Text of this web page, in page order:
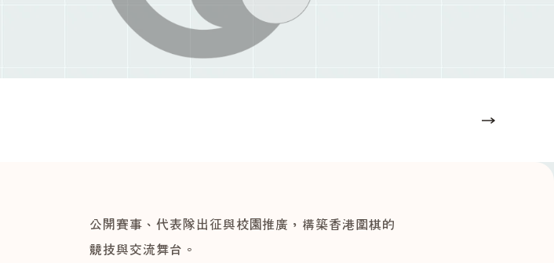
公開賽事、代表隊出征與校園推廣，構築香港圍棋的
競技與交流舞台。